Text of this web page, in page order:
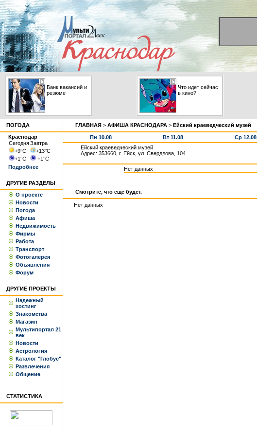
Банк вакансий и
резюме
Что идет сейчас
в кино?
ПОГОДА
Краснодар
СегодняЗавтра
+9°С +13°С
+1°С +1°С
Подробнее
ДРУГИЕ РАЗДЕЛЫ
О проекте
Новости
Погода
Афиша
Недвижимость
Фирмы
Работа
Транспорт
Фотогалерея
Объявления
Форум
ДРУГИЕ ПРОЕКТЫ
Надежный
хостинг
Знакомства
Магазин
Мультипортал 21
век
Новости
Астрология
Каталог "Глобус"
Развлечения
Общение
СТАТИСТИКА
ГЛАВНАЯ > АФИША КРАСНОДАРА > Ейский краеведческий музей
Пн 10.08 Вт 11.08 Ср 12.08
Ейский краеведческий музей
Адрес: 353660, г. Ейск, ул. Свердлова, 104
Нет данных
Смотрите, что еще будет.
Нет данных